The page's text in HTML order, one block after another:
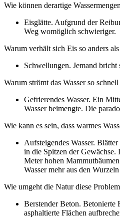
Wie können derartige
Eisglätte. Aufgrund der
Weg womöglich schwieriger.
Warum verhält sich Eis so anders
Schwellungen. Jemand
Warum strömt das Wasser so
Gefrierendes Wasser. Ein
Wasser beimengte. Die
Wie kann es sein, dass warmes
Aufsteigendes Wasser.
in die Spitzen der Gewächse.
Meter hohen
Wasser mehr aus den
Wie umgeht die Natur diese
Berstender Beton. Betonierte
asphaltierte Flächen